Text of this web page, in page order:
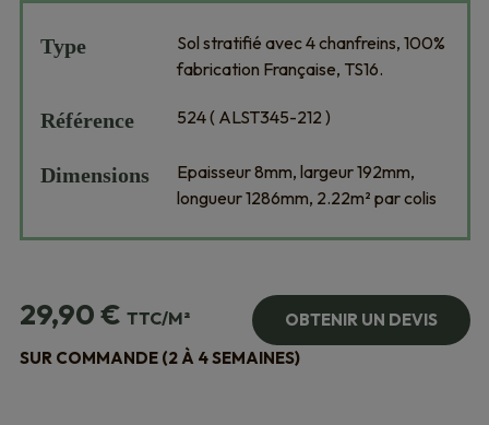
Type
Sol stratifié avec 4 chanfreins, 100%
fabrication Française, TS16.
Référence 524 ( ALST345-212 )
Dimensions
Epaisseur 8mm, largeur 192mm,
longueur 1286mm, 2.22m² par colis
29,90€ TTC/M²
OBTENIR UN DEVIS
SUR COMMANDE (2 À 4 SEMAINES)